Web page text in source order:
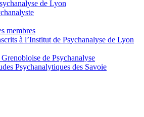
de Lyon
membres
à l’Institut de Psychanalyse de Lyon
de Psychanalyse
Psychanalytiques des Savoie